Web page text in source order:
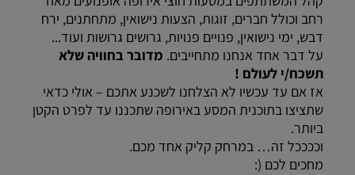
רחב וכולל חברים, זוגות, הצעות נישואין, מתחתנים, ירח
דבש, ימי נישואין, פנויים פנויות, גרושים גרושות ועוד...
על דבר אחד אנחנו מתחייבים. מדובר בחוויה שלא
תשכח/י לעולם !
אז אם עד עכשיו לא הצלחנו לשכנע אתכם – אולי כדאי
שתציצו בתוכנית המסע באירופה שתכננו עד לפרט הקטן
ביותר.
וככככל זה… במרחק קליק אחד מכם.
מחכים לכם (: